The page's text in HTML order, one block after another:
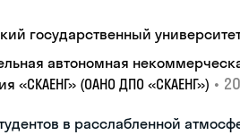
государственный
автономная
«СКАЕНГ» (ОАНО ДПО «СКАЕНГ») •
в расслабленной